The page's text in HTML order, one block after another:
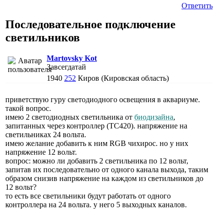
Ответить
Последовательное подключение
светильников
Martovsky Kot
Завсегдатай
1940 252 Киров (Кировская область)
приветствую гуру светодиодного освещения в аквариуме.
такой вопрос.
имею 2 светодиодных светильника от биодизайна,
запитанных через контроллер (ТС420). напряжение на
светильниках 24 вольта.
имею желание добавить к ним RGB чихирос. но у них
напряжение 12 вольт.
вопрос: можно ли добавить 2 светильника по 12 вольт,
запитав их последовательно от одного канала выхода, таким
образом снизив напряжение на каждом из светильников до
12 вольт?
то есть все светильники будут работать от одного
контроллера на 24 вольта. у него 5 выходных каналов.